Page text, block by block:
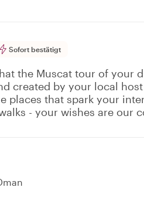
Sofort bestätigt
the Muscat tour of your
created by your local
places that spark your
- your wishes are our